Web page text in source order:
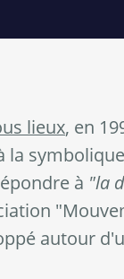
lieux, en
à "la
autour